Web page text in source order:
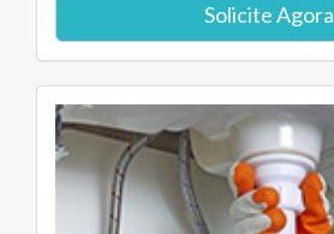
Solicite Agora